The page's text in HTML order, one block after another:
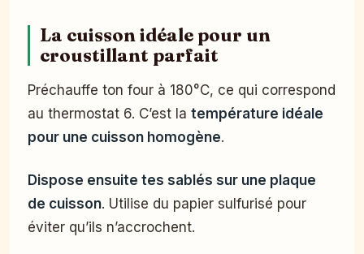
La cuisson idéale pour un
croustillant parfait
Préchauffe ton four à 180°C, ce qui correspond
au thermostat 6. C’est la température idéale
pour une cuisson homogène.
Dispose ensuite tes sablés sur une plaque
de cuisson. Utilise du papier sulfurisé pour
éviter qu’ils n’accrochent.